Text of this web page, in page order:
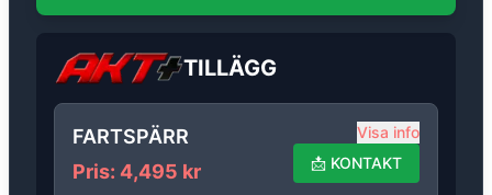
TILLÄGG
FARTSPÄRR
Pris: 4,495 kr
Visa info
📩 KONTAKT